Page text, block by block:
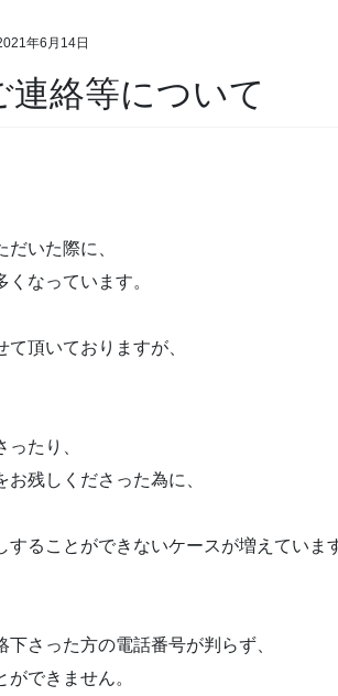
年6月14日
連絡等について
いた際に、
なっています。
頂いておりますが、
たり、
残しくださった為に、
ることができないケースが増えていま
さった方の電話番号が判らず、
できません。